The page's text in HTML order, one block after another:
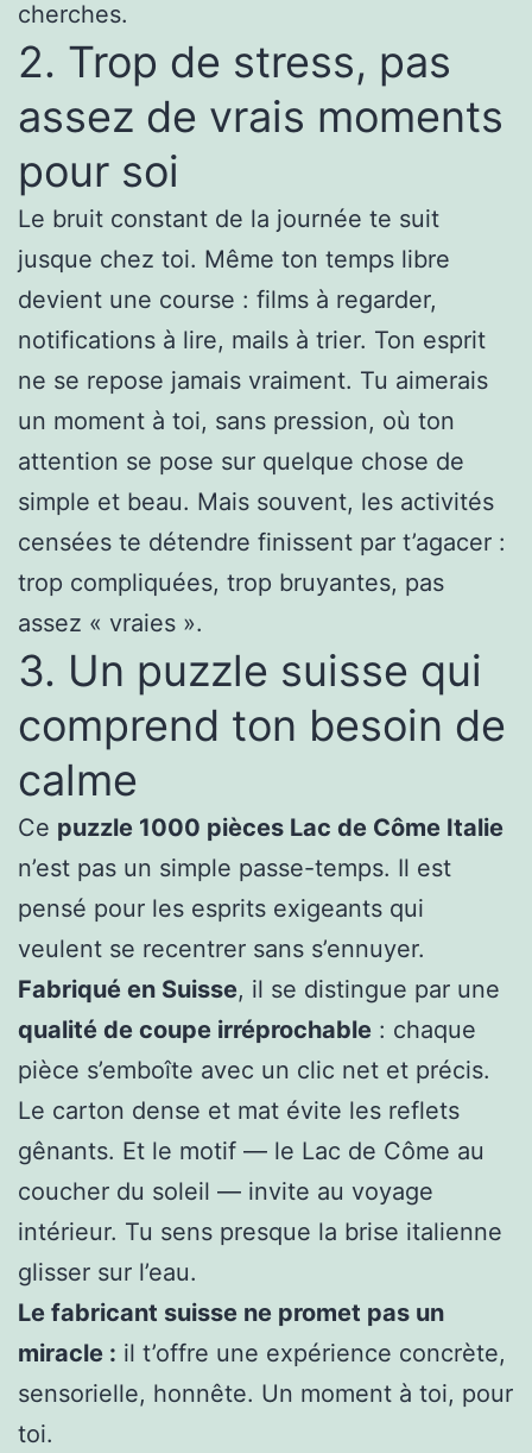
cherches.
2. Trop de stress, pas
assez de vrais moments
pour soi
Le bruit constant de la journée te suit
jusque chez toi. Même ton temps libre
devient une course : films à regarder,
notifications à lire, mails à trier. Ton esprit
ne se repose jamais vraiment. Tu aimerais
un moment à toi, sans pression, où ton
attention se pose sur quelque chose de
simple et beau. Mais souvent, les activités
censées te détendre finissent par t’agacer :
trop compliquées, trop bruyantes, pas
assez « vraies ».
3. Un puzzle suisse qui
comprend ton besoin de
calme
Ce puzzle 1000 pièces Lac de Côme Italie
n’est pas un simple passe-temps. Il est
pensé pour les esprits exigeants qui
veulent se recentrer sans s’ennuyer.
Fabriqué en Suisse, il se distingue par une
qualité de coupe irréprochable : chaque
pièce s’emboîte avec un clic net et précis.
Le carton dense et mat évite les reflets
gênants. Et le motif — le Lac de Côme au
coucher du soleil — invite au voyage
intérieur. Tu sens presque la brise italienne
glisser sur l’eau.
Le fabricant suisse ne promet pas un
miracle : il t’offre une expérience concrète,
sensorielle, honnête. Un moment à toi, pour
toi.